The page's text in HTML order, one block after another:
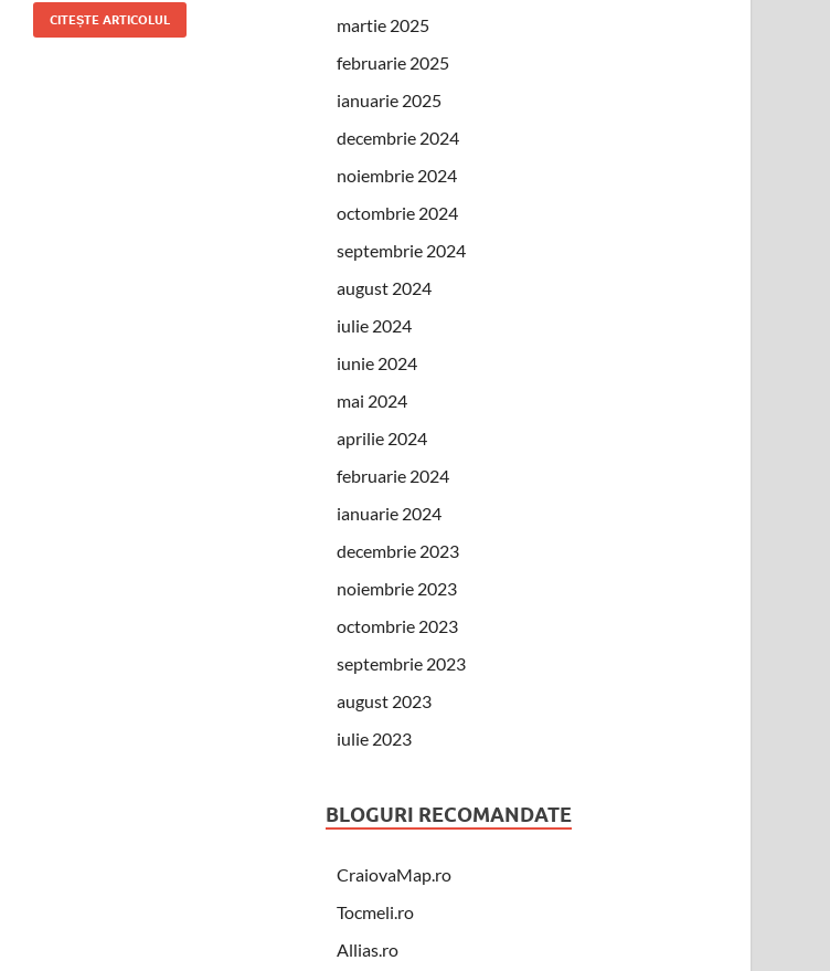
CITEȘTE ARTICOLUL
martie 2025
februarie 2025
ianuarie 2025
decembrie 2024
noiembrie 2024
octombrie 2024
septembrie 2024
august 2024
iulie 2024
iunie 2024
mai 2024
aprilie 2024
februarie 2024
ianuarie 2024
decembrie 2023
noiembrie 2023
octombrie 2023
septembrie 2023
august 2023
iulie 2023
BLOGURI RECOMANDATE
CraiovaMap.ro
Tocmeli.ro
Allias.ro